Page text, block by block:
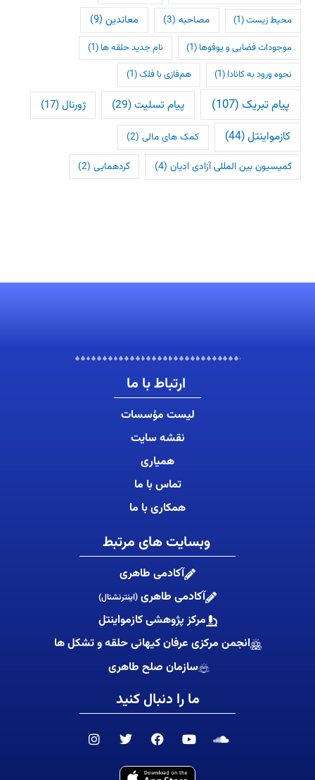
محیط زیست(1) مصاحبه(3) معاندین(9)
موجودات فضایی و یوفوها (1) نام جدید حلقه ها (1)
نحوه ورود به کانادا (1) هم‌فازی با فلک(1)
پیام تبریک(107) پیام تسلیت(29) ژورنال(17)
کازمواینتل(44) کمک های مالی(2)
کمیسیون بین المللی آزادی ادیان (4) گردهمایی(2)
ارتباط با ما
لیست مؤسسات
نقشه سایت
همیاری
تماس با ما
همکاری با ما
وبسایت های مرتبط
آکادمی طاهری
آکادمی طاهری (اینترنشنال)
مرکز پژوهشی کازمواینتل
انجمن مرکزی عرفان کیهانی حلقه و تشکل ها
سازمان صلح طاهری
ما را دنبال کنید
S
Y
u
F
c
T
i
I